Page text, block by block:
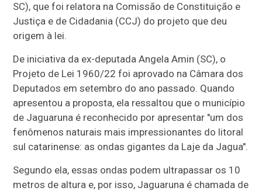
SC), que foi relatora na Comissão de Constituição e
Justiça e de Cidadania (CCJ) do projeto que deu
origem à lei.
De iniciativa da ex-deputada Angela Amin (SC), o
Projeto de Lei 1960/22 foi aprovado na Câmara dos
Deputados em setembro do ano passado. Quando
apresentou a proposta, ela ressaltou que o município
de Jaguaruna é reconhecido por apresentar "um dos
fenômenos naturais mais impressionantes do litoral
sul catarinense: as ondas gigantes da Laje da Jagua".
Segundo ela, essas ondas podem ultrapassar os 10
metros de altura e, por isso, Jaguaruna é chamada de